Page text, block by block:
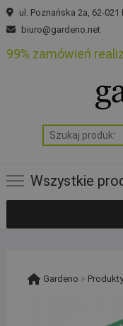
Skip
to
ul. Poznańska 2a, 62-
biuro@gardeno.net
99% zamówień
Wszystkie
Gardeno > Produkty